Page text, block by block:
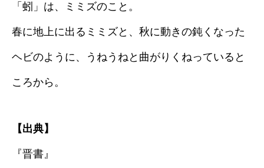
「蚓」は、ミミズのこと。
春に地上に出るミミズと、秋に動きの鈍くなった
ヘビのように、うねうねと曲がりくねっていると
ころから。
【出典】
『晋書』